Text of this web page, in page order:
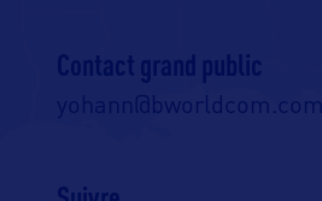
Contact grand public
yohann@bworldcom.com